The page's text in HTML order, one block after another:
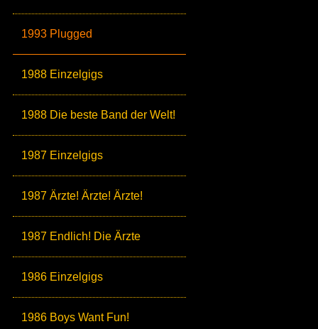
1993 Plugged
1988 Einzelgigs
1988 Die beste Band der Welt!
1987 Einzelgigs
1987 Ärzte! Ärzte! Ärzte!
1987 Endlich! Die Ärzte
1986 Einzelgigs
1986 Boys Want Fun!